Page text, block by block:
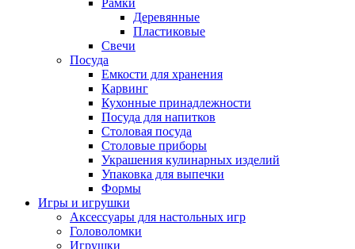
Рамки
Деревянные
Пластиковые
Свечи
Посуда
Емкости для хранения
Карвинг
Кухонные принадлежности
Посуда для напитков
Столовая посуда
Столовые приборы
Украшения кулинарных изделий
Упаковка для выпечки
Формы
Игры и игрушки
Аксессуары для настольных игр
Головоломки
Игрушки